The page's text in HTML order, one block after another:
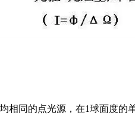
同的点光源，在1球面度的